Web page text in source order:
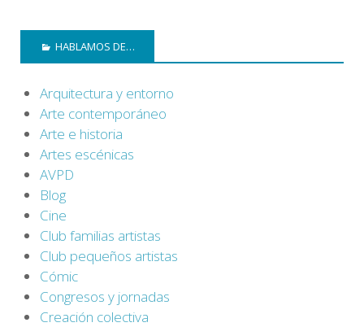
HABLAMOS DE…
Arquitectura y entorno
Arte contemporáneo
Arte e historia
Artes escénicas
AVPD
Blog
Cine
Club familias artistas
Club pequeños artistas
Cómic
Congresos y jornadas
Creación colectiva